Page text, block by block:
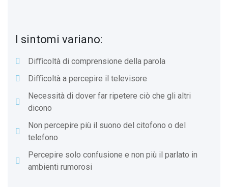
I sintomi variano:
Diﬃcoltà di comprensione della parola
Diﬃcoltà a percepire il televisore
Necessità di dover far ripetere ciò che gli altri
dicono
Non percepire più il suono del citofono o del
telefono
Percepire solo confusione e non più il parlato in
ambienti rumorosi